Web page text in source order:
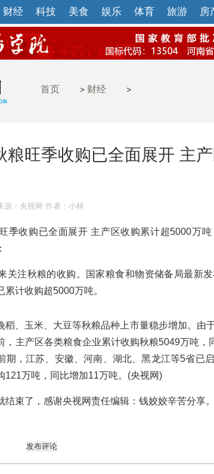
财经 科技 美食 娱乐 体育 旅游 房
首页 > 财经 >
粮旺季收购已全面展开 主
源：央视网 作者：小林
收购已全面展开 主产区收购累计超5000万吨
注秋粮的收购。国家粮食和物资储备局最新发
计收购超5000万吨。
、玉米、大豆等秋粮品种上市量稳步增加。由
，主产区各类粮食企业累计收购秋粮5049万吨，
期，江苏、安徽、河南、湖北、黑龙江等5省已
121万吨，同比增加11万吨。(央视网)
了，感谢央视网责任编辑：钱姣姣辛苦分享。
发布评论